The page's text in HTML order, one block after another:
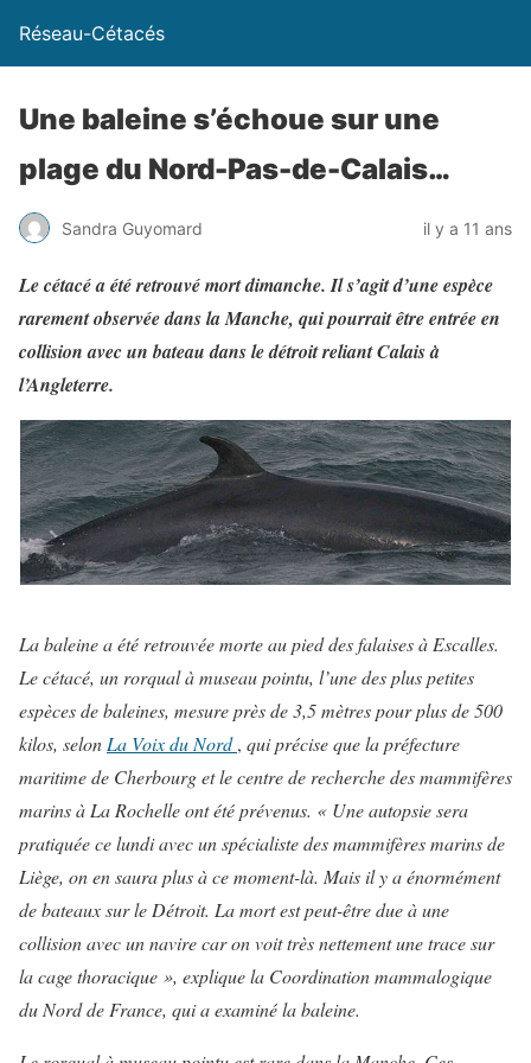
Réseau-Cétacés
Une baleine s’échoue sur une
plage du Nord-Pas-de-Calais…
Sandra Guyomard il y a 11 ans
Le cétacé a été retrouvé mort dimanche. Il s’agit d’une espèce
rarement observée dans la Manche, qui pourrait être entrée en
collision avec un bateau dans le détroit reliant Calais à
l’Angleterre.
La baleine a été retrouvée morte au pied des falaises à Escalles.
Le cétacé, un rorqual à museau pointu, l’une des plus petites
espèces de baleines, mesure près de 3,5 mètres pour plus de 500
kilos, selon La Voix du Nord, qui précise que la préfecture
maritime de Cherbourg et le centre de recherche des mammifères
marins à La Rochelle ont été prévenus. « Une autopsie sera
pratiquée ce lundi avec un spécialiste des mammifères marins de
Liège, on en saura plus à ce moment-là. Mais il y a énormément
de bateaux sur le Détroit. La mort est peut-être due à une
collision avec un navire car on voit très nettement une trace sur
la cage thoracique », explique la Coordination mammalogique
du Nord de France, qui a examiné la baleine.